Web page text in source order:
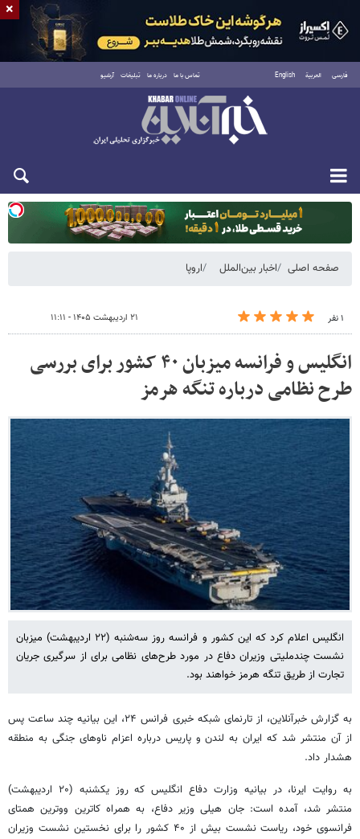
فارسی العربية English تماس با ما درباره ما تبلیغات آرشیو
یکشنبه ۱۸ مرداد ۱۴۰۵
صفحه اصلی اخبار بین‌الملل اروپا
۱ نفر ۲۱ اردیبهشت ۱۴۰۵ - ۱۱:۱۱
انگلیس و فرانسه میزبان ۴۰ کشور برای بررسی
طرح نظامی درباره تنگه هرمز
انگلیس اعلام کرد که این کشور و فرانسه روز سه‌شنبه (۲۲ اردیبهشت) میزبان
نشست چندملیتی وزیران دفاع در مورد طرح‌های نظامی برای از سرگیری جریان
تجارت از طریق تنگه هرمز خواهند بود.
به گزارش خبرآنلاین، از تارنمای شبکه خبری فرانس ۲۴، این بیانیه چند ساعت پس
از آن منتشر شد که ایران به لندن و پاریس درباره اعزام ناوهای جنگی به منطقه
هشدار داد.
به روایت ایرنا، در بیانیه وزارت دفاع انگلیس که روز یکشنبه (۲۰ اردیبهشت)
منتشر شد، آمده است: جان هیلی وزیر دفاع، به همراه کاترین ووترین همتای
فرانسوی خود، ریاست نشست بیش از ۴۰ کشور را برای نخستین نشست وزیران
×